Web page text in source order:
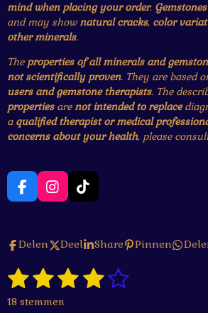
mind when placing your order. Gemstones
and may shownatural cracks, color
other minerals.
The properties of all minerals and
not scientifically proven. They are based
users and gemstone therapists. The
propertiesarenot intended to replace
a qualified therapist or medical
concerns about your health, please
F
a
b
o
k
I
n
a
r
m
T
i
o
Delen Deel Share Pinnen
R
a
t
1
s
2
s
3
s
4 5
S
18 stemmen